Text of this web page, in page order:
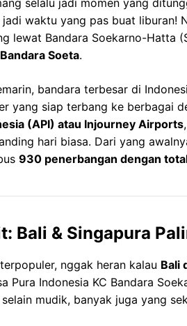
selalu jadi momen yang
waktu yang pas buat liburan!
lewat Bandara Soekarno-Hatta
Soeta.
bandara terbesar di
yang siap terbang ke berbagai
(API) atau Injourney Airports
hari biasa. Dari yang
930 penerbangan dengan
Bali & Singapura
nggak heran kalau Bali
Pura Indonesia KC Bandara
mudik, banyak juga yang